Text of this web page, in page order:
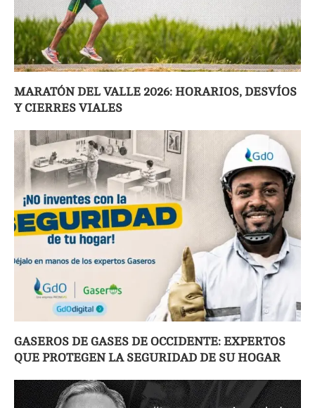
MARATÓN DEL VALLE 2026: HORARIOS, DESVÍOS
Y CIERRES VIALES
GASEROS DE GASES DE OCCIDENTE: EXPERTOS
QUE PROTEGEN LA SEGURIDAD DE SU HOGAR